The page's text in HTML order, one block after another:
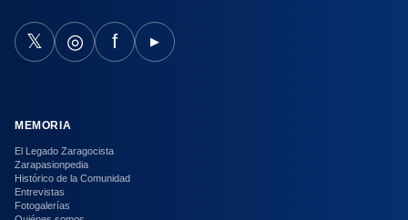
𝕏 ◎ f ▶
MEMORIA
El Legado Zaragocista
Zarapasionpedia
Histórico de la Comunidad
Entrevistas
Fotogalerías